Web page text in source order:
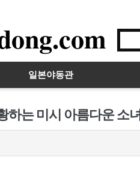
일본야동관
하는 미시 아름다운 소녀